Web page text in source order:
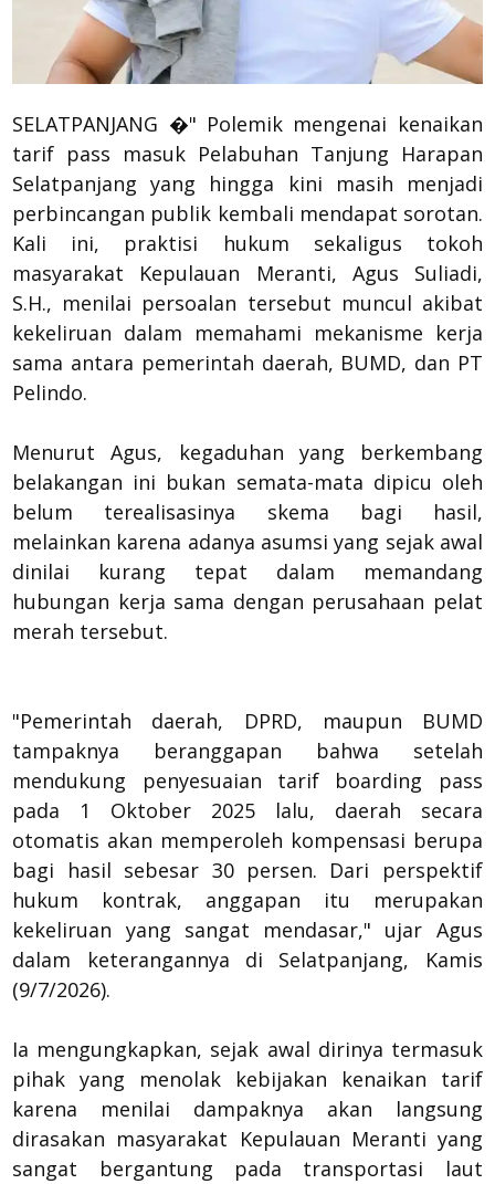
SELATPANJANG �" Polemik mengenai kenaikan
tarif pass masuk Pelabuhan Tanjung Harapan
Selatpanjang yang hingga kini masih menjadi
perbincangan publik kembali mendapat sorotan.
Kali ini, praktisi hukum sekaligus tokoh
masyarakat Kepulauan Meranti, Agus Suliadi,
S.H., menilai persoalan tersebut muncul akibat
kekeliruan dalam memahami mekanisme kerja
sama antara pemerintah daerah, BUMD, dan PT
Pelindo.
Menurut Agus, kegaduhan yang berkembang
belakangan ini bukan semata-mata dipicu oleh
belum terealisasinya skema bagi hasil,
melainkan karena adanya asumsi yang sejak awal
dinilai kurang tepat dalam memandang
hubungan kerja sama dengan perusahaan pelat
merah tersebut.
"Pemerintah daerah, DPRD, maupun BUMD
tampaknya beranggapan bahwa setelah
mendukung penyesuaian tarif boarding pass
pada 1 Oktober 2025 lalu, daerah secara
otomatis akan memperoleh kompensasi berupa
bagi hasil sebesar 30 persen. Dari perspektif
hukum kontrak, anggapan itu merupakan
kekeliruan yang sangat mendasar," ujar Agus
dalam keterangannya di Selatpanjang, Kamis
(9/7/2026).
Ia mengungkapkan, sejak awal dirinya termasuk
pihak yang menolak kebijakan kenaikan tarif
karena menilai dampaknya akan langsung
dirasakan masyarakat Kepulauan Meranti yang
sangat bergantung pada transportasi laut